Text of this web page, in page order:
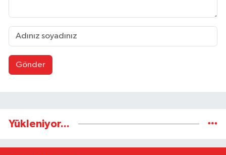
Gönder
Yükleniyor...